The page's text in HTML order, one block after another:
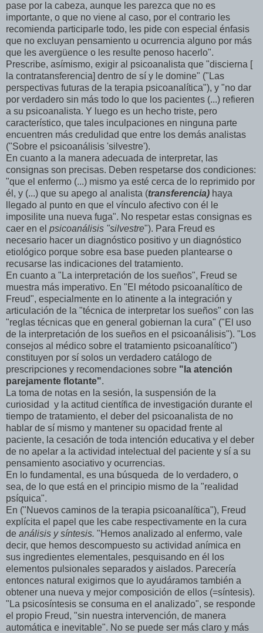
pase por la cabeza, aunque les parezca que no es
importante, o que no viene al caso, por el contrario les
recomienda participarle todo, les pide con especial énfasis
que no excluyan pensamiento u ocurrencia alguno por más
que les avergüence o les resulte penoso hacerlo".
Prescribe, asímismo, exigir al psicoanalista que "discierna [
la contratansferencia] dentro de sí y le domine" ("Las
perspectivas futuras de la terapia psicoanalítica"), y "no dar
por verdadero sin más todo lo que los pacientes (...) refieren
a su psicoanalista. Y luego es un hecho triste, pero
característico, que tales inculpaciones en ninguna parte
encuentren más credulidad que entre los demás analistas
("Sobre el psicoanálisis 'silvestre').
En cuanto a la manera adecuada de interpretar, las
consignas son precisas. Deben respetarse dos condiciones:
"que el enfermo (...) mismo ya esté cerca de lo reprimido por
él, y (...) que su apego al analista (transferencia) haya
llegado al punto en que el vínculo afectivo con él le
imposilite una nueva fuga". No respetar estas consignas es
caer en el psicoanálisis "silvestre"). Para Freud es
necesario hacer un diagnóstico positivo y un diagnóstico
etiológico porque sobre esa base pueden plantearse o
recusarse las indicaciones del tratamiento.
En cuanto a "La interpretación de los sueños", Freud se
muestra más imperativo. En "El método psicoanalítico de
Freud", especialmente en lo atinente a la integración y
articulación de la "técnica de interpretar los sueños" con las
"reglas técnicas que en general gobiernan la cura" ("El uso
de la interpretación de los sueños en el psicoanálisis"). "Los
consejos al médico sobre el tratamiento psicoanalítico")
constituyen por sí solos un verdadero catálogo de
prescripciones y recomendaciones sobre "la atención
parejamente flotante".
La toma de notas en la sesión, la suspensión de la
curiosidad y la actitud científica de investigación durante el
tiempo de tratamiento, el deber del psicoanalista de no
hablar de sí mismo y mantener su opacidad frente al
paciente, la cesación de toda intención educativa y el deber
de no apelar a la actividad intelectual del paciente y sí a su
pensamiento asociativo y ocurrencias.
En lo fundamental, es una búsqueda de lo verdadero, o
sea, de lo que está en el principio mismo de la "realidad
psíquica".
En ("Nuevos caminos de la terapia psicoanalítica"), Freud
explícita el papel que les cabe respectivamente en la cura
de análisis y síntesis. "Hemos analizado al enfermo, vale
decir, que hemos descompuesto su actividad anímica en
sus ingredientes elementales, pesquisando en él los
elementos pulsionales separados y aislados. Parecería
entonces natural exigirnos que lo ayudáramos también a
obtener una nueva y mejor composición de ellos (=síntesis).
"La psicosíntesis se consuma en el analizado", se responde
el propio Freud, "sin nuestra intervención, de manera
automática e inevitable". No se puede ser más claro y más